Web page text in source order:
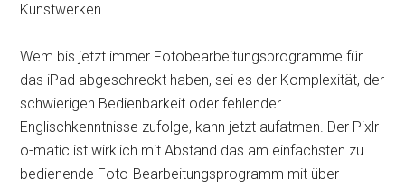
Kunstwerken.
Wem bis jetzt immer Fotobearbeitungsprogramme für
das iPad abgeschreckt haben, sei es der Komplexität, der
schwierigen Bedienbarkeit oder fehlender
Englischkenntnisse zufolge, kann jetzt aufatmen. Der Pixlr-
o-matic ist wirklich mit Abstand das am einfachsten zu
bedienende Foto-Bearbeitungsprogramm mit über